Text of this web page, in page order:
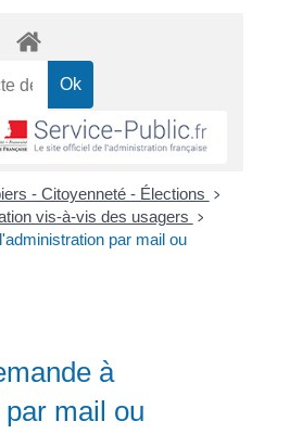
- Citoyenneté - Élections >
vis-à-vis des usagers >
par mail ou
à
mail ou